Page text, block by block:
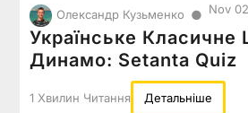
Олександр Кузьменко ● Nov
Українське Класичне
Динамо: Setanta Quiz
1 Хвилин Читання Детальніше